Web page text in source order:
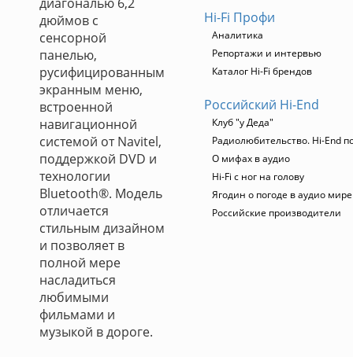
дюймов с
сенсорной
панелью,
русифицированным
экранным меню,
встроенной
навигационной
системой от Navitel,
поддержкой DVD и
технологии
Bluetooth®. Модель
отличается
стильным дизайном
и позволяет в
полной мере
насладиться
любимыми
фильмами и
музыкой в дороге.
Hi-Fi Профи
Аналитика
Репортажи и интервью
Каталог Hi-Fi брендов
Российский Hi-End
Клуб "у Деда"
Радиолюбительство. Hi-End
О мифах в аудио
Hi-Fi с ног на голову
Ягодин о погоде в аудио мире
Российские производители